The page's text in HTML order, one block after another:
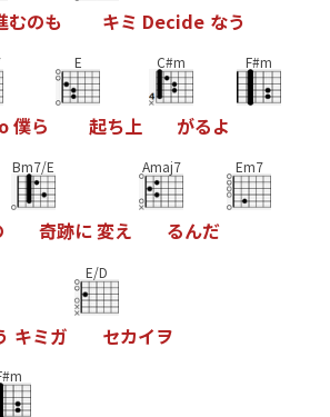
むのも キミ Decide なう
o僕ら
E
起ち上
C#m
がるよ
F#m
Bm7/E
奇跡に変え
Amaj7
るんだ
Em7
キミガ
E/D
セカイヲ